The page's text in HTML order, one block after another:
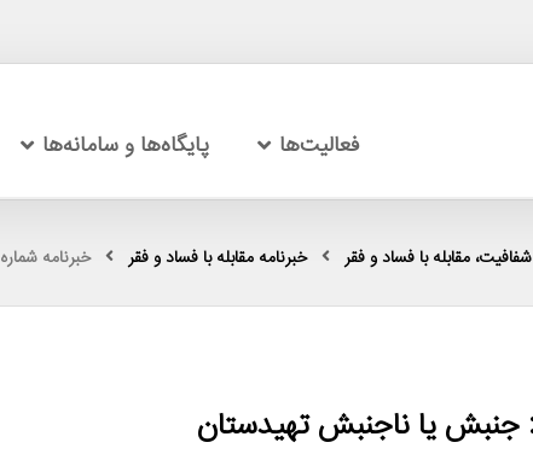
فعالیت‌ها پایگاه‌ها و سامانه‌ها
شفافیت، مقابله با فساد و فقر خبرنامه مقابله با فساد و فقر خبرنامه شماره 41 مقابله با فساد و فقر: جنبش یا ناجنبش تهیدستان